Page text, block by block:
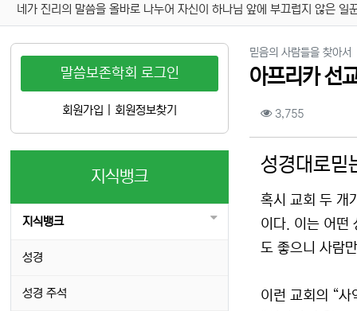
네가 진리의 말씀을 올바로 나누어 자신이 하나님 앞에 부끄럽지 않은
믿음의 사람들을 찾아서
아프리카 선
컨텐츠 정보
3,755조회
성경대로믿
혹시 교회 두 개
이다. 이는 어떤
도 좋으니 사람
이런 교회의 “
말씀보존학회 로그인
회원가입 회원정보찾기
지식뱅크
지식뱅크
성경
성경 주석